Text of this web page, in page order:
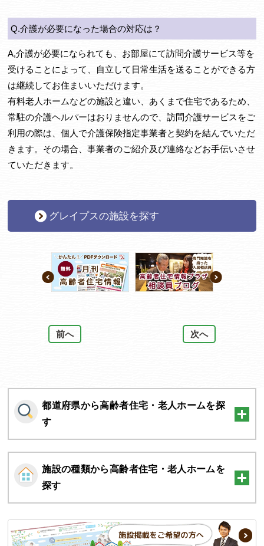
Q.介護が必要になった場合の対応は？
A,介護が必要になられても、お部屋にて訪問介護サービス等を
受けることによって、自立して日常生活を送ることができる方
は継続してお住まいいただけます。
有料老人ホームなどの施設と違い、あくまで住宅であるため、
常駐の介護ヘルパーはおりませんので、訪問介護サービスをご
利用の際は、個人で介護保険指定事業者と契約を結んでいただ
きます。その場合、事業者のご紹介及び連絡などお手伝いさせ
ていただきます。
グレイプスの施設を探す
前へ 次へ
す
探す